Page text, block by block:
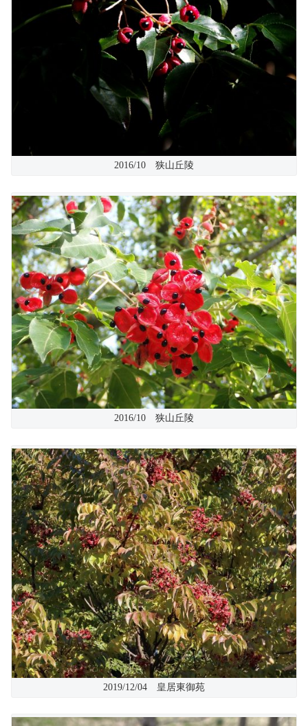
2016/10 狭山丘陵
2016/10 狭山丘陵
2019/12/04 皇居東御苑